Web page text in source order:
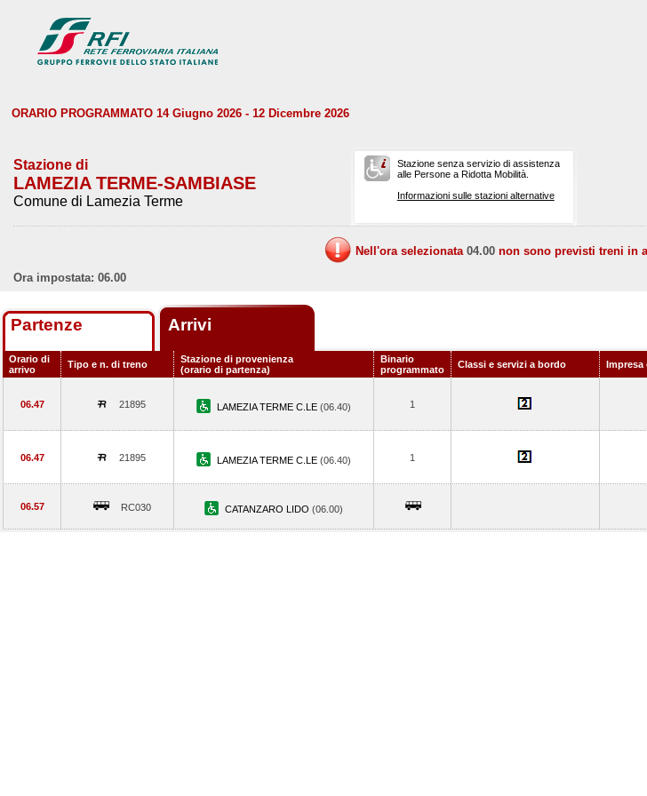
ORARIO PROGRAMMATO 14 Giugno 2026 - 12 Dicembre 2026
Stazione di
LAMEZIA TERME-SAMBIASE
Comune di Lamezia Terme
Stazione senza servizio di assistenza
alle Persone a Ridotta Mobilità.
Informazioni sulle stazioni alternative
Nell'ora selezionata 04.00 non sono previsti treni in
Ora impostata: 06.00
Partenze Arrivi
Orario di
arrivo
Tipo e n. di treno
Stazione di provenienza
(orario di partenza)
Binario
programmato
Classi e servizi a bordo Impresa
06.47 21895 LAMEZIA TERME C.LE (06.40) 1
06.47 21895 LAMEZIA TERME C.LE (06.40) 1
06.57 RC030 CATANZARO LIDO (06.00)